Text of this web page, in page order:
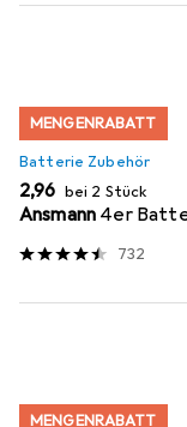
MENGENRABATT
Batterie Zubehör
EUR
2,96 bei 2 Stück
Ansmann 4er
732
MENGENRABATT